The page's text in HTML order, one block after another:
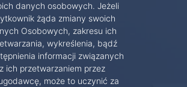
danych osobowych. Jeżeli
żąda zmiany swoich
Osobowych, zakresu ich
wykreślenia, bądź
informacji związanych
z ich przetwarzaniem przez
może to uczynić za